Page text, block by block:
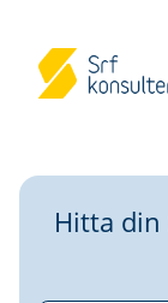
Hitta din